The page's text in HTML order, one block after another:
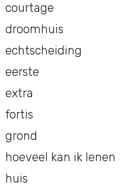
courtage
droomhuis
echtscheiding
eerste
extra
fortis
grond
hoeveel kan ik lenen
huis